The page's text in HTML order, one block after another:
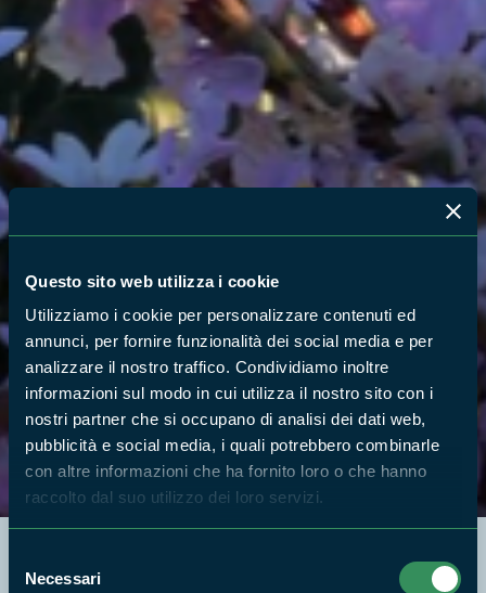
Questo sito web utilizza i cookie
Utilizziamo i cookie per personalizzare contenuti ed
annunci, per fornire funzionalità dei social media e per
analizzare il nostro traffico. Condividiamo inoltre
informazioni sul modo in cui utilizza il nostro sito con i
nostri partner che si occupano di analisi dei dati web,
pubblicità e social media, i quali potrebbero combinarle
con altre informazioni che ha fornito loro o che hanno
raccolto dal suo utilizzo dei loro servizi.
delNecessari